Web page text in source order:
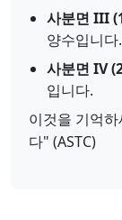
사분면 III
양수입니다.
사분면 IV
입니다.
이것을 기억
다" (ASTC)